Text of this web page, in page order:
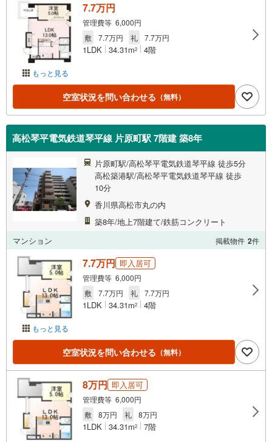
もっと見る
7.7万円
管理費等 6,000円
敷
7.7万円 礼 7.7万円
1LDK 34.31m2 4階
空室状況を問い合わせる （無料）
高松琴平電気鉄道琴平線 片原町駅 7階建 築8年
片原町駅/高松琴平電気鉄道琴平線 徒歩5分
高松築港駅/高松琴平電気鉄道琴平線 徒歩
10分
香川県高松市丸の内
築8年/地上7階建て/鉄筋コンクリート
マンション
掲載物件 2件
もっと見る
7.7万円 即入居可
管理費等 6,000円
敷
7.7万円 礼 7.7万円
1LDK 34.31m2 4階
空室状況を問い合わせる （無料）
8万円 即入居可
管理費等 6,000円
敷
8万円 礼 8万円
1LDK 34.31m2 7階